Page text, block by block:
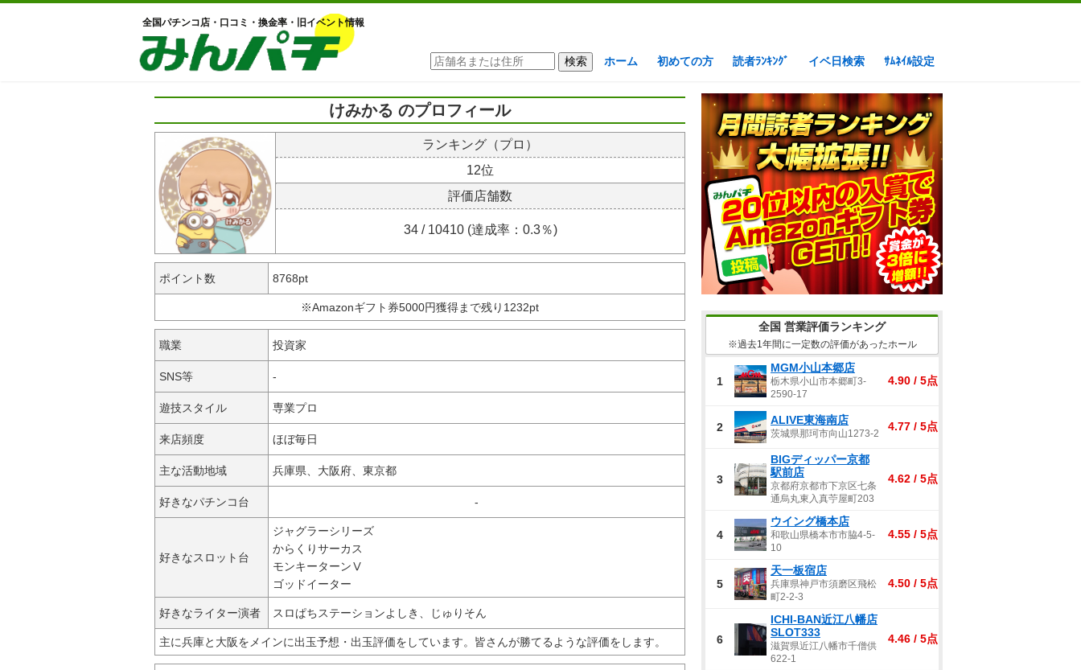
全国パチンコ店・口コミ・換金率・旧イベント情報
ホーム 初めての方 読者ﾗﾝｷﾝｸﾞ イベ日検索 ｻﾑﾈｲﾙ設定
けみかる のプロフィール
ランキング（プロ）
12位
評価店舗数
34 / 10410 (達成率：0.3％)
ポイント数 8768pt
※Amazonギフト券5000円獲得まで残り1232pt
職業 投資家
SNS等 -
遊技スタイル 専業プロ
来店頻度 ほぼ毎日
主な活動地域 兵庫県、大阪府、東京都
好きなパチンコ台 -
好きなスロット台
ジャグラーシリーズ
からくりサーカス
モンキーターンⅤ
ゴッドイーター
好きなライター演者 スロぱちステーションよしき、じゅりそん
主に兵庫と大阪をメインに出玉予想・出玉評価をしています。皆さんが勝てるような評価をします。
全国 営業評価ランキング
※過去1年間に一定数の評価があったホール
1
MGM小山本郷店
栃木県小山市本郷町3-
2590-17
4.90 / 5点
2
ALIVE東海南店
茨城県那珂市向山1273-2
4.77 / 5点
3
BIGディッパー京都
駅前店
京都府京都市下京区七条
通烏丸東入真苧屋町203
4.62 / 5点
4
ウイング橋本店
和歌山県橋本市市脇4-5-
10
4.55 / 5点
5
天一板宿店
兵庫県神戸市須磨区飛松
町2-2-3
4.50 / 5点
6
ICHI-BAN近江八幡店
SLOT333
滋賀県近江八幡市千僧供
622-1
4.46 / 5点